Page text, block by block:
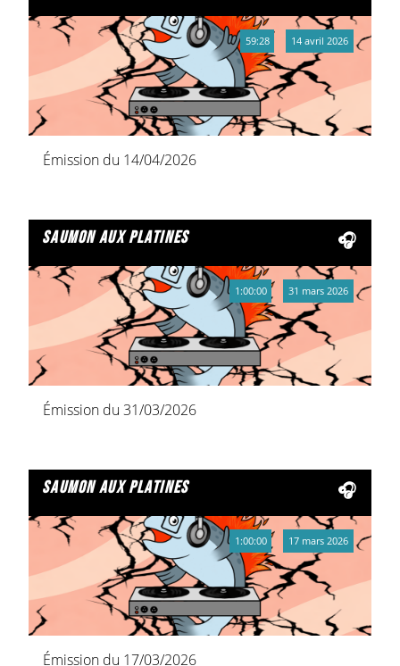
Émission du 14/04/2026
59:28 14 avril 2026
saumon aux platines
Émission du 31/03/2026
1:00:00 31 mars 2026
saumon aux platines
Émission du 17/03/2026
1:00:00 17 mars 2026